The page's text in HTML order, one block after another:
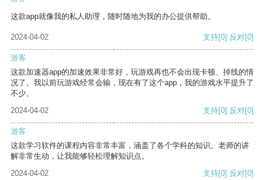
这款app就像我的私人助理，随时随地为我的办公提供帮助。
2024-04-02 支持[0] 反对[0]
游客
这款加速器app的加速效果非常好，玩游戏再也不会出现卡顿、掉线的情
况了。我以前玩游戏经常会输，现在有了这个app，我的游戏水平提升了
不少。
2024-04-02
支持[0] 反对[0]
游客
这款学习软件的课程内容非常丰富，涵盖了各个学科的知识。老师的讲
解非常生动，让我能够轻松理解知识点。
2024-04-02
支持[0] 反对[0]